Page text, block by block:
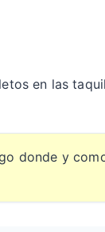
en las
donde y